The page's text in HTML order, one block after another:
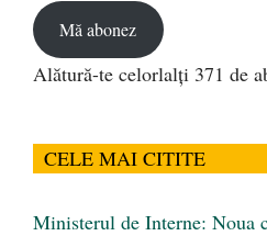
Mă abonez
Alătură-te celorlalți 371 de
CELE MAI CITITE
Ministerul de Interne: Noua